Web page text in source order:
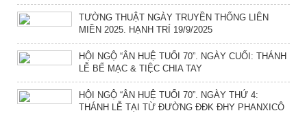
TƯỜNG THUẬT NGÀY TRUYỀN THỐNG LIÊN
MIỀN 2025. HẠNH TRÍ 19/9/2025
HỘI NGỘ “ÂN HUỆ TUỔI 70”. NGÀY CUỐI: THÁNH
LỄ BẾ MẠC & TIỆC CHIA TAY
HỘI NGỘ “ÂN HUỆ TUỔI 70”. NGÀY THỨ 4:
THÁNH LỄ TẠI TỪ ĐƯỜNG ĐĐK ĐHY PHANXICÔ